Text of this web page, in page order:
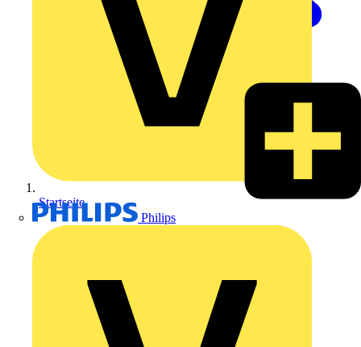
Philips
Startseite